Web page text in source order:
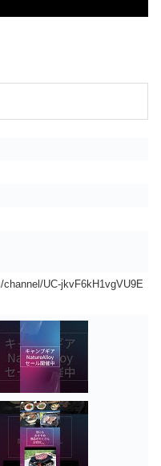
UC-jkvF6kH1vgVU9E